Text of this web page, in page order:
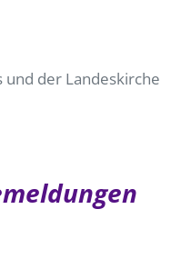
und der Landeskirche